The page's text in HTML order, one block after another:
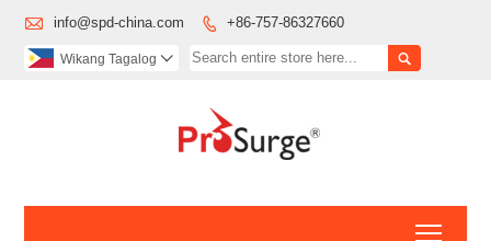
 info@spd-china.com  +86-757-86327660

Wikang Tagalog 